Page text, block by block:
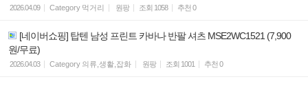
2026.04.09 Category 먹거리 원팡 조회 1058 추천 0
[네이버쇼핑] 탑텐 남성 프린트 카바나 반팔 셔츠 MSE2WC1521 (7,900
원/무료)
2026.04.03 Category 의류,생활,잡화 원팡 조회 1001 추천 0